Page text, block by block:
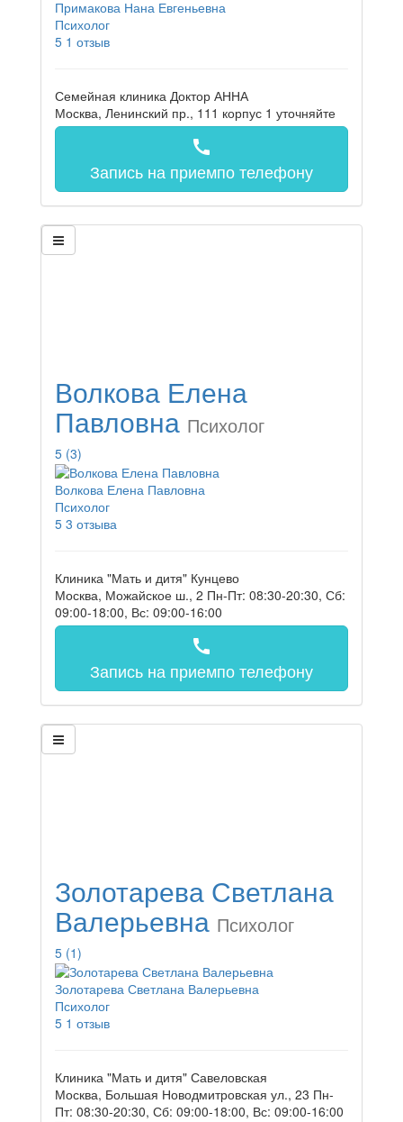
Примакова Нана Евгеньевна
Психолог
5 1 отзыв
Семейная клиника Доктор АННА
Москва, Ленинский пр., 111 корпус 1 уточняйте
call
Запись на приемпо телефону
Волкова Елена
Павловна Психолог
5 (3)
Волкова Елена Павловна
Психолог
5 3 отзыва
Клиника "Мать и дитя" Кунцево
Москва, Можайское ш., 2 Пн-Пт: 08:30-20:30, Сб:
09:00-18:00, Вс: 09:00-16:00
call
Запись на приемпо телефону
Золотарева Светлана
Валерьевна Психолог
5 (1)
Золотарева Светлана Валерьевна
Психолог
5 1 отзыв
Клиника "Мать и дитя" Савеловская
Москва, Большая Новодмитровская ул., 23 Пн-
Пт: 08:30-20:30, Сб: 09:00-18:00, Вс: 09:00-16:00